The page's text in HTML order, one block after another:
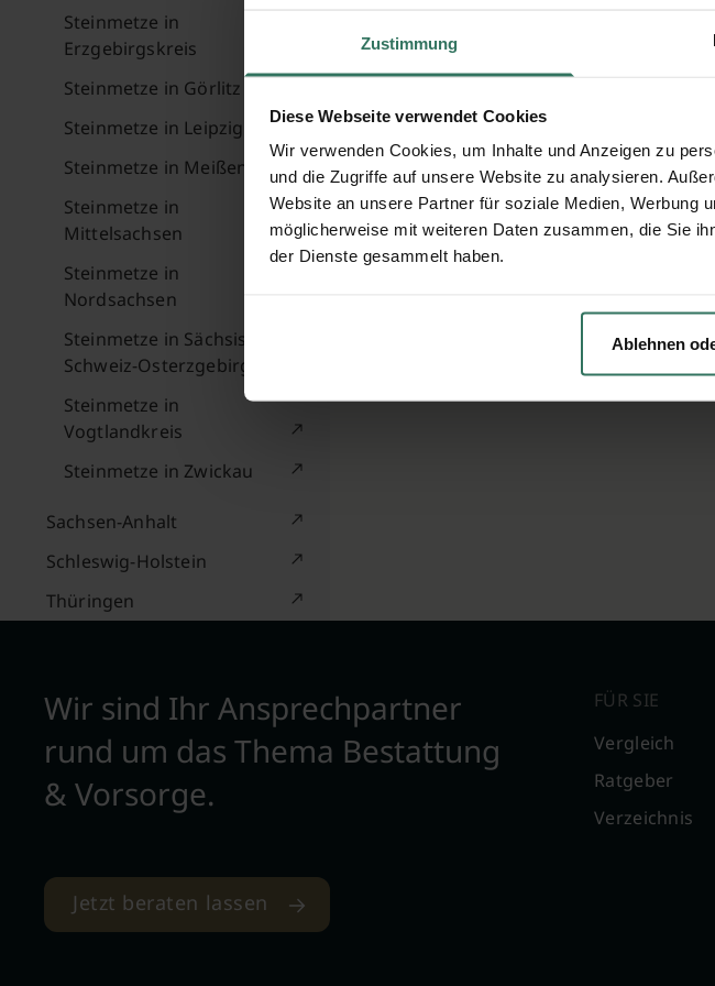
Zustimmung
Diese Webseite verwendet Cookies
Wir verwenden Cookies, um Inhalte und Anzeigen zu
und die Zugriffe auf unsere Website zu analysieren.
Website an unsere Partner für soziale Medien, Werbung
möglicherweise mit weiteren Daten zusammen, die Sie
der Dienste gesammelt haben.
Ablehnen
Steinmetze in
Erzgebirgskreis
Steinmetze in Görlitz
Steinmetze in Leipzig
Steinmetze in Meißen
Steinmetze in
Mittelsachsen
Steinmetze in
Nordsachsen
Steinmetze in Sächsische
Schweiz-Osterzgebirge
Steinmetze in
Vogtlandkreis
Steinmetze in Zwickau
Sachsen-Anhalt
Schleswig-Holstein
Thüringen
Wir sind Ihr Ansprechpartner
rund um das Thema Bestattung
& Vorsorge.
Jetzt beraten lassen
FÜR SIE
Vergleich
Ratgeber
Verzeichnis